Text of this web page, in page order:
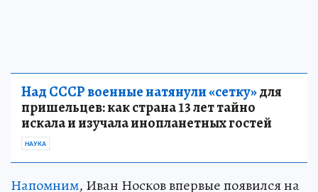
Над СССР военные натянули «сетку»для
пришельцев: как страна 13 лет тайно
искала и изучала инопланетных гостей
НАУКА
Напомним, Иван Носков впервые появился на